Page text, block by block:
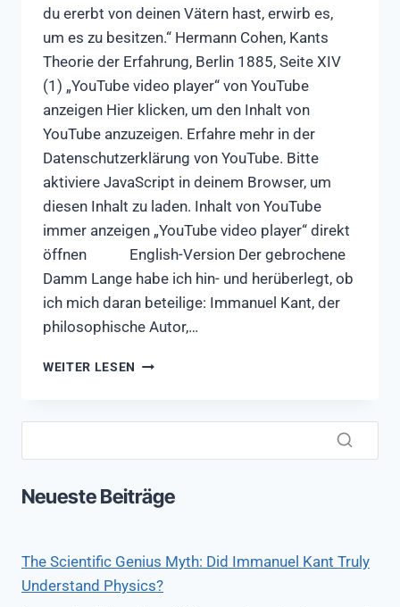
du ererbt von deinen Vätern hast, erwirb es,
um es zu besitzen.“ Hermann Cohen, Kants
Theorie der Erfahrung, Berlin 1885, Seite XIV
(1) „YouTube video player“ von YouTube
anzeigen Hier klicken, um den Inhalt von
YouTube anzuzeigen. Erfahre mehr in der
Datenschutzerklärung von YouTube. Bitte
aktiviere JavaScript in deinem Browser, um
diesen Inhalt zu laden. Inhalt von YouTube
immer anzeigen „YouTube video player“ direkt
öffnen English-Version Der gebrochene
Damm Lange habe ich hin- und herüberlegt, ob
ich mich daran beteilige: Immanuel Kant, der
philosophische Autor,…
WEITER LESEN
1:
STEIN
WEISEN
Neueste Beiträge
The Scientific Genius Myth: Did Immanuel Kant Truly
Understand Physics?